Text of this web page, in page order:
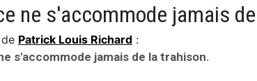
ne s'accommode jamais
de Patrick Louis Richard :
s'accommode jamais de la trahison.